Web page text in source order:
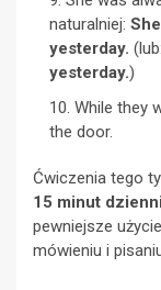
naturalniej:
yesterday. (lub:
yesterday.)
While they
the door.
Ćwiczenia tego
15 minut
pewniejsze
mówieniu i